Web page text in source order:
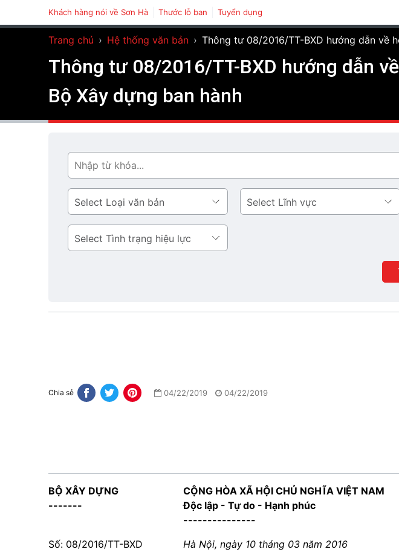
Khách hàng nói về Sơn Hà Thước lỗ ban Tuyển dụng
Trang chủ › Hệ thống văn bản › Thông tư 08/2016/TT-BXD hướng dẫn về
Thông tư 08/2016/TT-BXD hướng dẫn
Bộ Xây dựng ban hành
Tìm
Loại
văn
bản
Lĩnh
vực
Tình
trạng
Chia sẻ 04/22/2019 04/22/2019
BỘ XÂY DỰNG
-------
CỘNG HÒA XÃ HỘI CHỦ NGHĨA VIỆT NAM
Độc lập - Tự do - Hạnh phúc
---------------
Số: 08/2016/TT-BXD Hà Nội, ngày 10 tháng 03 năm 2016